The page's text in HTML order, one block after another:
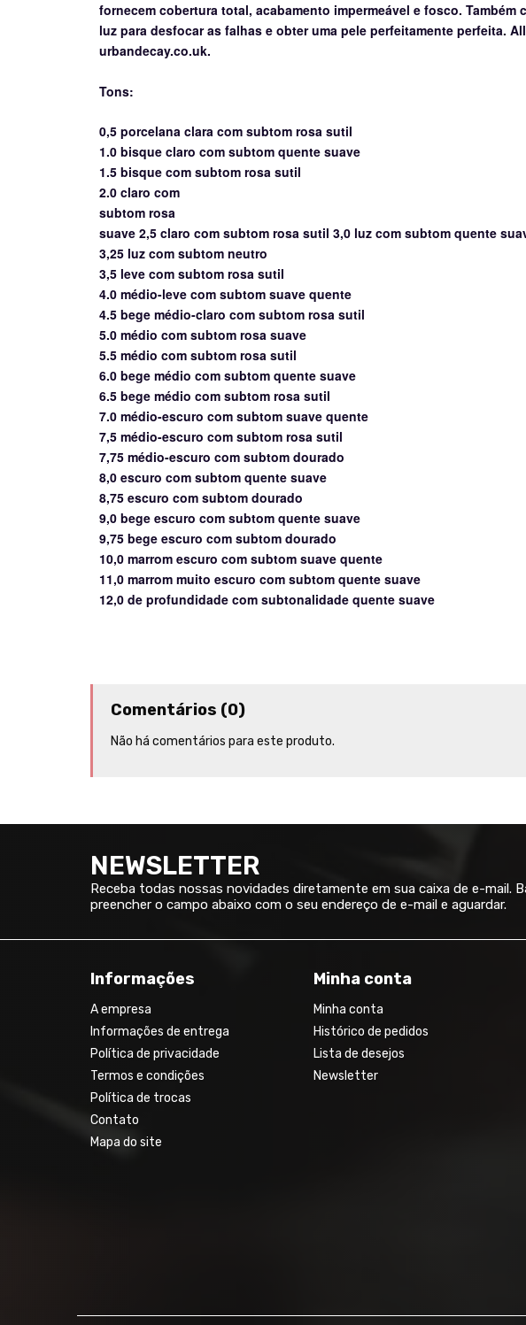
fornecem cobertura total, acabamento impermeável e fosco. Também
luz para desfocar as falhas e obter uma pele perfeitamente perfeita.
urbandecay.co.uk.
Tons:
0,5 porcelana clara com subtom rosa sutil
1.0 bisque claro com subtom quente suave
1.5 bisque com subtom rosa sutil
2.0 claro com
subtom rosa
suave 2,5 claro com subtom rosa sutil 3,0 luz com subtom quente
3,25 luz com subtom neutro
3,5 leve com subtom rosa sutil
4.0 médio-leve com subtom suave quente
4.5 bege médio-claro com subtom rosa sutil
5.0 médio com subtom rosa suave
5.5 médio com subtom rosa sutil
6.0 bege médio com subtom quente suave
6.5 bege médio com subtom rosa sutil
7.0 médio-escuro com subtom suave quente
7,5 médio-escuro com subtom rosa sutil
7,75 médio-escuro com subtom dourado
8,0 escuro com subtom quente suave
8,75 escuro com subtom dourado
9,0 bege escuro com subtom quente suave
9,75 bege escuro com subtom dourado
10,0 marrom escuro com subtom suave quente
11,0 marrom muito escuro com subtom quente suave
12,0 de profundidade com subtonalidade quente suave
Comentários (0)
Não há comentários para este produto.
NEWSLETTER
Receba todas nossas novidades diretamente em sua caixa de e-mail.
preencher o campo abaixo com o seu endereço de e-mail e aguardar.
Informações
A empresa
Informações de entrega
Política de privacidade
Termos e condições
Política de trocas
Contato
Mapa do site
Minha conta
Minha conta
Histórico de pedidos
Lista de desejos
Newsletter